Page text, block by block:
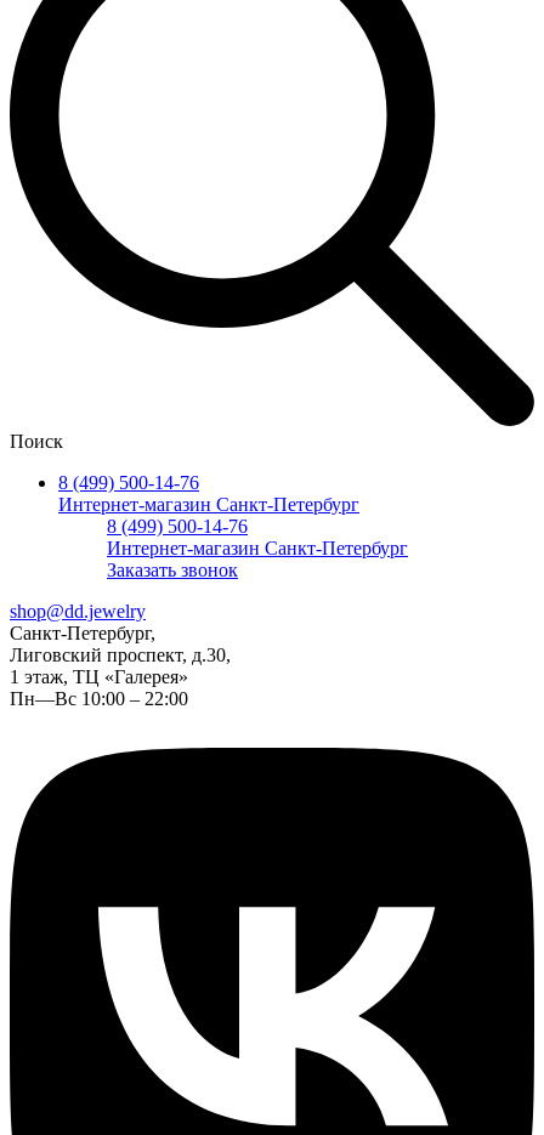
Поиск
8 (499) 500-14-76
Интернет-магазин Санкт-Петербург
8 (499) 500-14-76
Интернет-магазин Санкт-Петербург
Заказать звонок
shop@dd.jewelry
Санкт-Петербург,
Лиговский проспект, д.30,
1 этаж, ТЦ «Галерея»
Пн—Вс 10:00 – 22:00